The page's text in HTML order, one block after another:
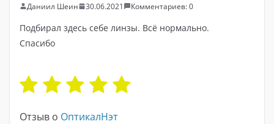
Даниил Шеин 30.06.2021 Комментариев: 0
Подбирал здесь себе линзы. Всё нормально.
Спасибо
Отзыв о ОптикалНэт